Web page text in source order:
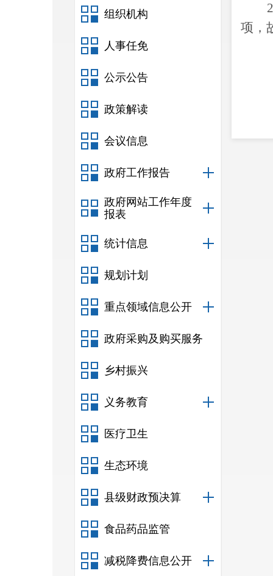
组织机构
人事任免
公示公告
政策解读
会议信息
政府工作报告
政府网站工作年度
报表
统计信息
规划计划
重点领域信息公开
政府采购及购买服务
乡村振兴
义务教育
医疗卫生
生态环境
县级财政预决算
食品药品监管
减税降费信息公开
项，